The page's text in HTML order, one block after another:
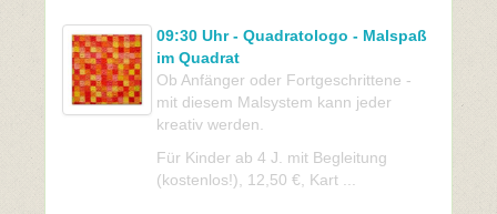
09:30 Uhr - Quadratologo - Malspaß
im Quadrat
Ob Anfänger oder Fortgeschrittene -
mit diesem Malsystem kann jeder
kreativ werden.
Für Kinder ab 4 J. mit Begleitung
(kostenlos!), 12,50 €, Kart ...